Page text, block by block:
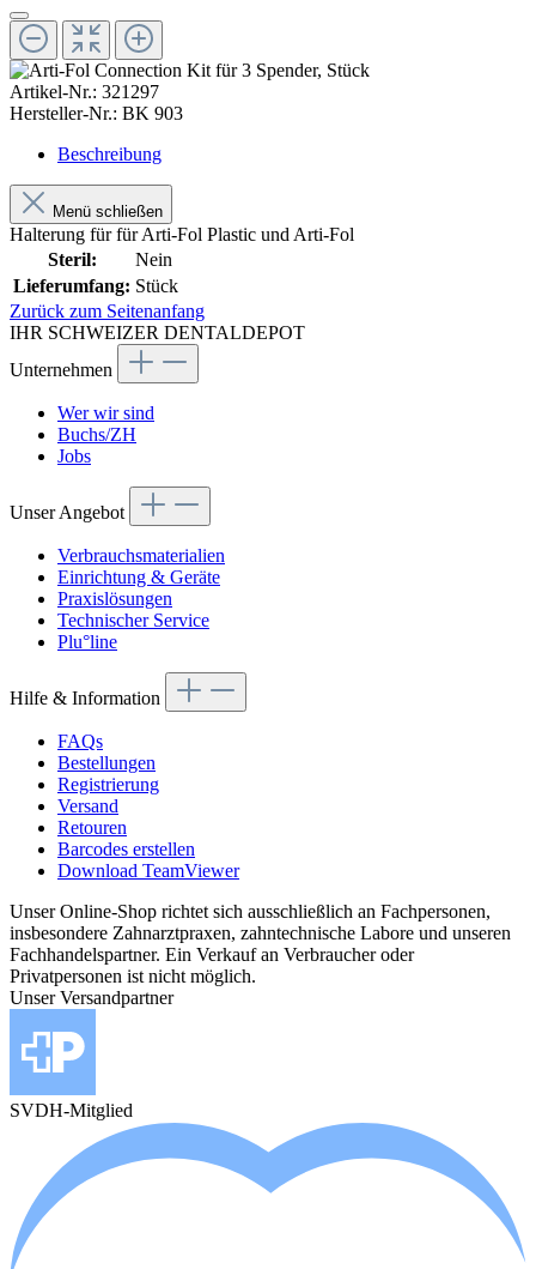
Artikel-Nr.: 321297
Hersteller-Nr.: BK 903
Beschreibung
Menü schließen
Halterung für für Arti-Fol Plastic und Arti-Fol
Steril:
Nein
Lieferumfang: Stück
Zurück zum Seitenanfang
IHR SCHWEIZER DENTALDEPOT
Unternehmen
Wer wir sind
Buchs/ZH
Jobs
Unser Angebot
Verbrauchsmaterialien
Einrichtung & Geräte
Praxislösungen
Technischer Service
Plu°line
Hilfe & Information
FAQs
Bestellungen
Registrierung
Versand
Retouren
Barcodes erstellen
Download TeamViewer
Unser Online-Shop richtet sich ausschließlich an Fachpersonen,
insbesondere Zahnarztpraxen, zahntechnische Labore und unseren
Fachhandelspartner. Ein Verkauf an Verbraucher oder
Privatpersonen ist nicht möglich.
Unser Versandpartner
SVDH-Mitglied